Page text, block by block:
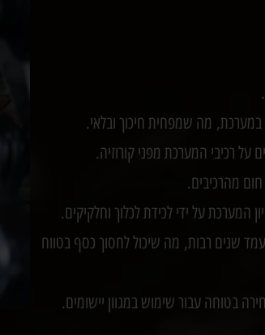
מה שמפחית חיכוך ובלאי.
על רכיבי המערכת מפני קורוזיה.
מהרכיבים.
המערכת על ידי לכידת לכלוך וחלקיקים.
שנים רבות, מה שיכול לחסוך כסף בטווח
בטוחה עבור שימוש במגוון יישומים.